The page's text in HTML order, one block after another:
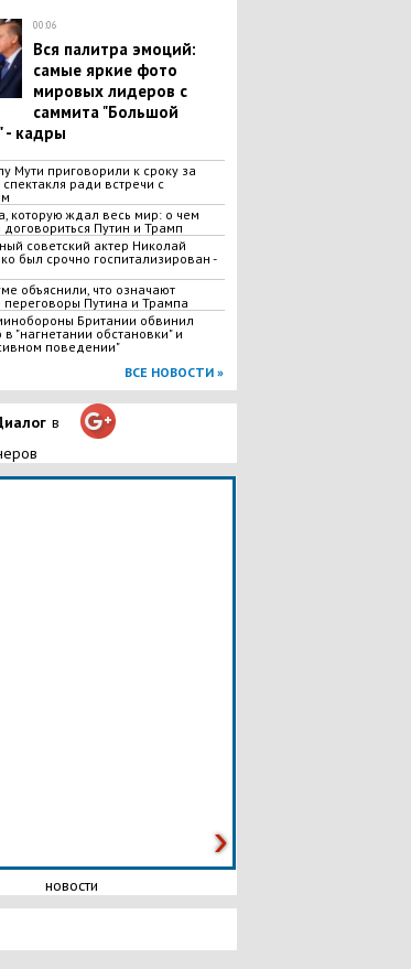
00:06
Вся палитра эмоций:
самые яркие фото
мировых лидеров с
саммита "Большой
- кадры
Мути приговорили к сроку за
ради встречи с
которую ждал весь мир: о чем
договориться Путин и Трамп
советский актер Николай
был срочно госпитализирован -
объяснили, что означают
переговоры Путина и Трампа
Британии обвинил
в "нагнетании обстановки" и
поведении"
ВСЕ НОВОСТИ »
в
новости